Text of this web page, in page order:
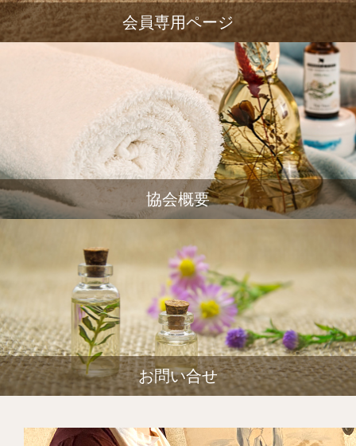
会員専用ページ
協会概要
お問い合せ